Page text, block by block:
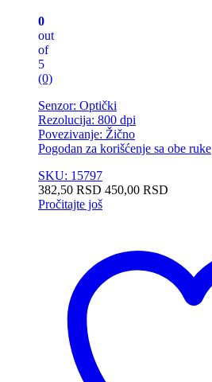
0
out
of
5
(0)
Senzor: Optički
Rezolucija: 800 dpi
Povezivanje: Žično
Pogodan za korišćenje sa obe ruke
SKU: 15797
382,50 RSD 450,00 RSD
Pročitajte još